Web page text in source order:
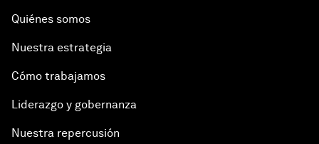
Quiénes somos
Nuestra estrategia
Cómo trabajamos
Liderazgo y gobernanza
Nuestra repercusión